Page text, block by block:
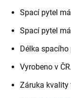
Spací pytel
Spací pytel
Délka
Vyrobeno v ČR.
Záruka kvality